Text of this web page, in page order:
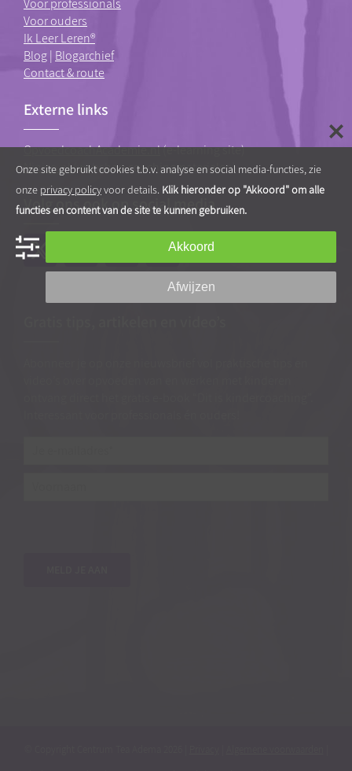
Voor professionals
Voor ouders
Ik Leer Leren®
Blog| Blogarchief
Contact & route
Externe links
OpvoedcoachAcademie.nl(e-learning site)
Ninico.nl(webshop coachingmaterialen)
Volg ons ook op social media
Onze site gebruikt cookies t.b.v. analyse en social media-functies, zie
onze privacy policyvoor details. Klik hieronder op "Akkoord" om alle
functies en content van de site te kunnen gebruiken.
Akkoord
Afwijzen